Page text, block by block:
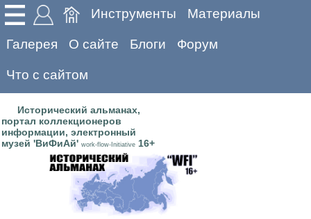
Инструменты Материалы
Галерея О сайте Блоги Форум
Что с сайтом
Исторический альманах,
портал коллекционеров
информации, электронный
музей 'ВиФиАй' work-flow-Initiative 16+